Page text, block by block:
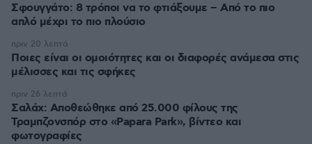
Σφουγγάτο: 8 τρόποι να το φτιάξουμε – Από το πιο
απλό μέχρι το πιο πλούσιο
Ποιες είναι οι ομοιότητες και οι διαφορές ανάμεσα στις
μέλισσες και τις σφήκες
πριν 20 λεπτά
Σαλάχ: Αποθεώθηκε από 25.000 φίλους της
Τραμπζονσπόρ στο «Papara Park», βίντεο και
φωτογραφίες
πριν 26 λεπτά